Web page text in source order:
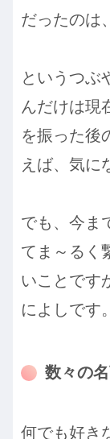
だったのは
というつぶ
んだけは現
を振った後
えば、気に
でも、今ま
てま～るく
いことです
によしです。
数々の
何でも好き